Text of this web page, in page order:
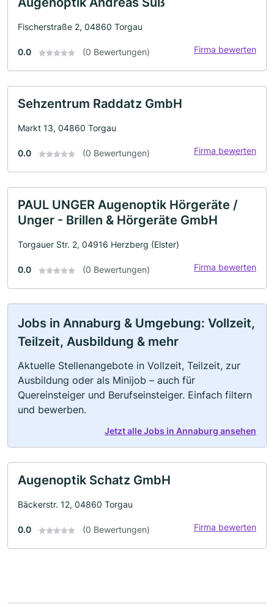
Fischerstraße 2, 04860 Torgau
0.0 (0 Bewertungen) Firma bewerten
Sehzentrum Raddatz GmbH
Markt 13, 04860 Torgau
0.0 (0 Bewertungen) Firma bewerten
PAUL UNGER Augenoptik Hörgeräte /
Unger - Brillen & Hörgeräte GmbH
Torgauer Str. 2, 04916 Herzberg (Elster)
0.0 (0 Bewertungen) Firma bewerten
Jobs in Annaburg & Umgebung: Vollzeit,
Teilzeit, Ausbildung & mehr
Aktuelle Stellenangebote in Vollzeit, Teilzeit, zur
Ausbildung oder als Minijob – auch für
Quereinsteiger und Berufseinsteiger. Einfach filtern
und bewerben.
Jetzt alle Jobs in Annaburg ansehen
Augenoptik Schatz GmbH
Bäckerstr. 12, 04860 Torgau
0.0 (0 Bewertungen) Firma bewerten